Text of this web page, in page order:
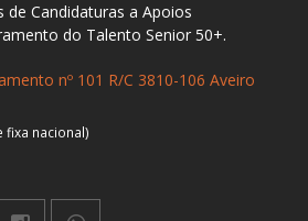
de Candidaturas a Apoios
do Talento Senior 50+.
nº 101 R/C 3810-106 Aveiro
fixa nacional)